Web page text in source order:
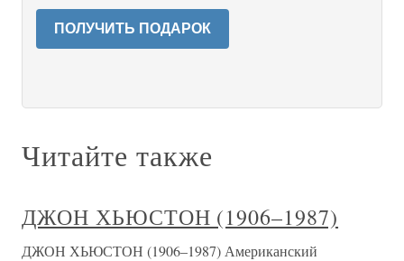
ПОЛУЧИТЬ ПОДАРОК
Читайте также
ДЖОН ХЬЮСТОН (1906–1987)
ДЖОН ХЬЮСТОН (1906–1987) Американский